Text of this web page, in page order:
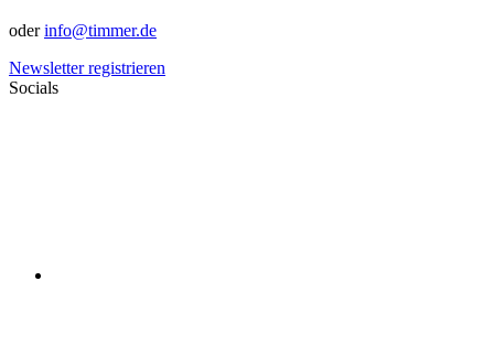
oderinfo@timmer.de
Newsletter registrieren
Socials